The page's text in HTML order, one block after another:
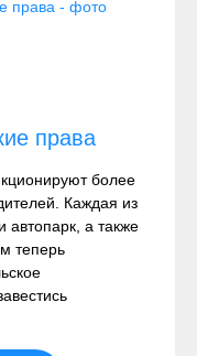
права
более
Каждая из
автопарк, а также
теперь